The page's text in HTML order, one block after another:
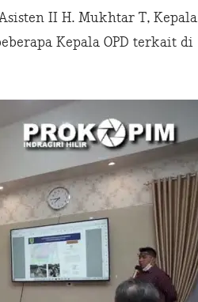
II H. Mukhtar T, Kepala
Kepala OPD terkait di